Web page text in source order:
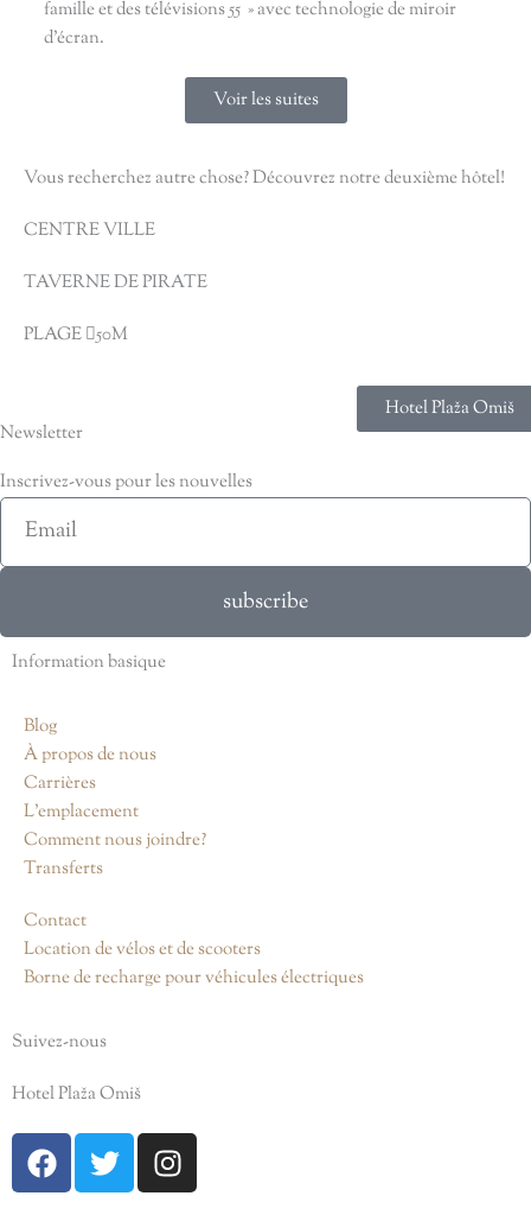
famille et des télévisions 55 » avec technologie de miroir
d’écran.
Voir les suites
Vous recherchez autre chose? Découvrez notre deuxième hôtel!
CENTRE VILLE
TAVERNE DE PIRATE
PLAGE 50M
Hotel Plaža Omiš
Newsletter
Inscrivez-vous pour les nouvelles
Email
subscribe
Information basique
Blog
À propos de nous
Carrières
L’emplacement
Comment nous joindre?
Transferts
Contact
Location de vélos et de scooters
Borne de recharge pour véhicules électriques
Suivez-nous
Hotel Plaža Omiš
F
a
c
T
w
i
I
n
s